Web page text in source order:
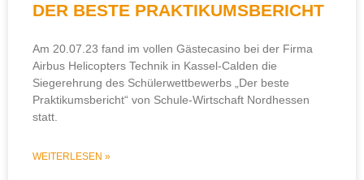
DER BESTE PRAKTIKUMSBERICHT
Am 20.07.23 fand im vollen Gästecasino bei der Firma
Airbus Helicopters Technik in Kassel-Calden die
Siegerehrung des Schülerwettbewerbs „Der beste
Praktikumsbericht“ von Schule-Wirtschaft Nordhessen
statt.
WEITERLESEN »